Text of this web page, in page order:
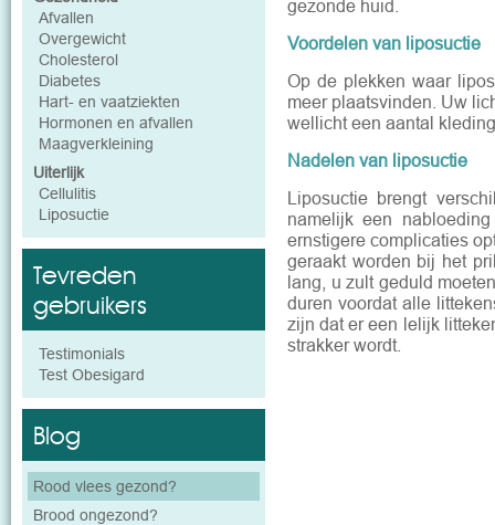
Afvallen
Overgewicht
Cholesterol
Diabetes
Hart- en vaatziekten
Hormonen en afvallen
Maagverkleining
Uiterlijk
Cellulitis
Liposuctie
Tevreden
gebruikers
Testimonials
Test Obesigard
Blog
Rood vlees gezond?
Brood ongezond?
gezonde huid.
Voordelen van liposuctie
Op de plekken waar
meer plaatsvinden. Uw
wellicht een aantal
Nadelen van liposuctie
Liposuctie brengt
namelijk een
ernstigere complicaties
geraakt worden bij het
lang, u zult geduld
duren voordat alle
zijn dat er een lelijk
strakker wordt.